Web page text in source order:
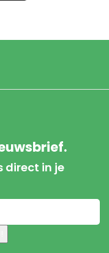
direct in je